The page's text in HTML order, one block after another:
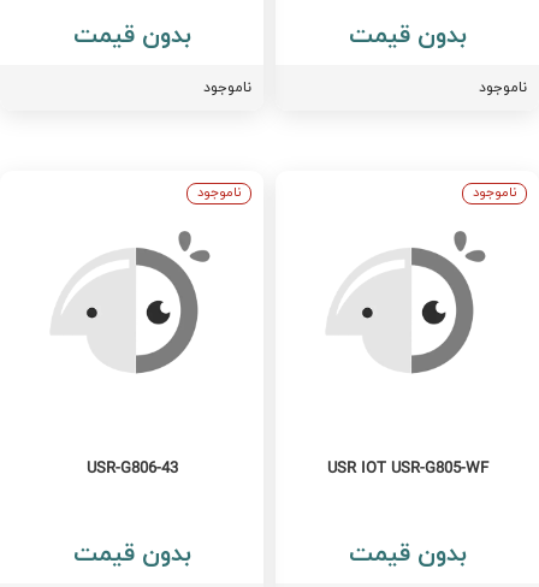
بدون قیمت بدون قیمت
ناموجود
USR IOT USR-G805-WF
بدون قیمت
ناموجود
USR-G806-43
بدون قیمت
ناموجود